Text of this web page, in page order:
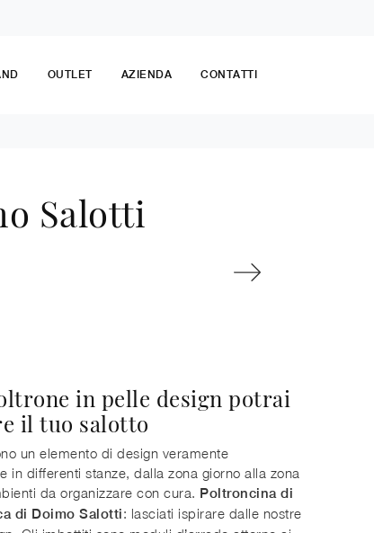
OUTLET AZIENDA CONTATTI
Salotti
in pelle design potrai
il tuo salotto
un elemento di design veramente
in differenti stanze, dalla zona giorno alla zona
da organizzare con cura. Poltroncina di
di Doimo Salotti: lasciati ispirare dalle nostre